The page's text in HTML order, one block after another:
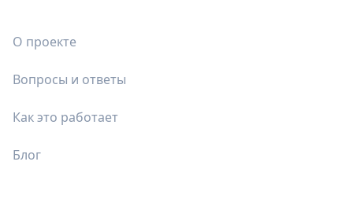
О проекте
Вопросы и ответы
Как это работает
Блог